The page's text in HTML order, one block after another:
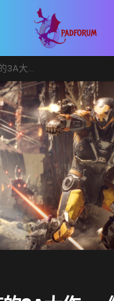
今公告停止開發